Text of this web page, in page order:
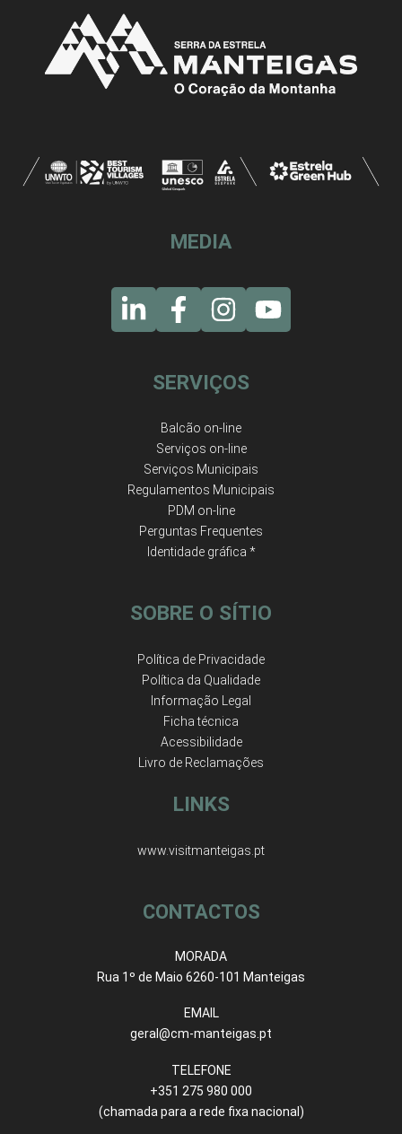
MEDIA
SERVIÇOS
Balcão on-line
Serviços on-line
Serviços Municipais
Regulamentos Municipais
PDM on-line
Perguntas Frequentes
Identidade gráfica *
SOBRE O SÍTIO
Política de Privacidade
Política da Qualidade
Informação Legal
Ficha técnica
Acessibilidade
Livro de Reclamações
LINKS
www.visitmanteigas.pt
CONTACTOS
MORADA
Rua 1º de Maio 6260-101 Manteigas
EMAIL
geral@cm-manteigas.pt
TELEFONE
+351 275 980 000
(chamada para a rede fixa nacional)